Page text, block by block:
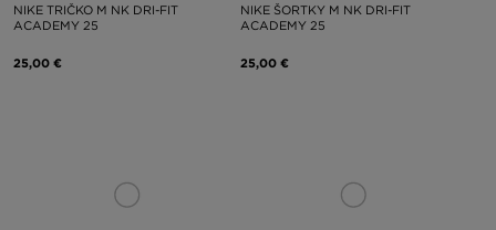
NIKE TRIČKO M NK DRI-FIT
ACADEMY 25
25,00 €
NIKE ŠORTKY M NK DRI-FIT
ACADEMY 25
25,00 €